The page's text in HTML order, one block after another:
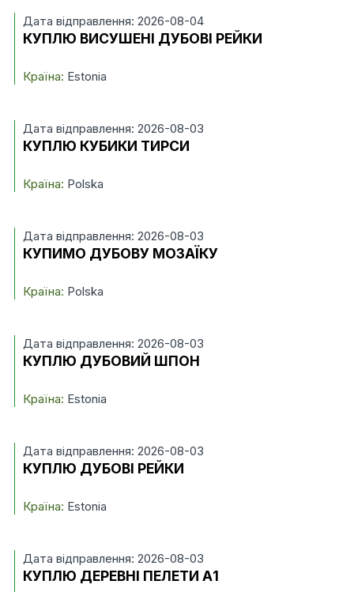
Дата відправлення: 2026-08-04
КУПЛЮ ВИСУШЕНІ ДУБОВІ РЕЙКИ
Країна: Estonia
Дата відправлення: 2026-08-03
КУПЛЮ КУБИКИ ТИРСИ
Країна: Polska
Дата відправлення: 2026-08-03
КУПИМО ДУБОВУ МОЗАЇКУ
Країна: Polska
Дата відправлення: 2026-08-03
КУПЛЮ ДУБОВИЙ ШПОН
Країна: Estonia
Дата відправлення: 2026-08-03
КУПЛЮ ДУБОВІ РЕЙКИ
Країна: Estonia
Дата відправлення: 2026-08-03
КУПЛЮ ДЕРЕВНІ ПЕЛЕТИ А1